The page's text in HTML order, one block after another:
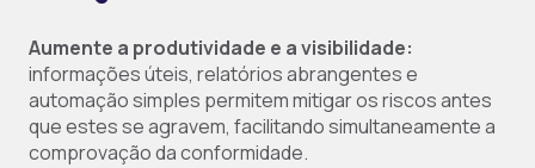
Aumente a produtividade e a visibilidade:
informações úteis, relatórios abrangentes e
automação simples permitem mitigar os riscos antes
que estes se agravem, facilitando simultaneamente a
comprovação da conformidade.